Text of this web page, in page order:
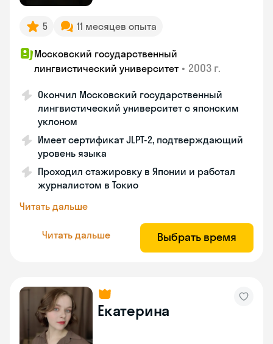
5 11 месяцев опыта
Московский государственный
лингвистический университет • 2003 г.
Окончил Московский государственный
лингвистический университет с японским
уклоном
Имеет сертификат JLPT-2, подтверждающий
уровень языка
Проходил стажировку в Японии и работал
журналистом в Токио
Читать дальше
Читать дальше Выбрать время
Екатерина